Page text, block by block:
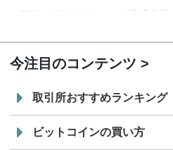
7/29
SBI VCトレード株式会社
今注目のコンテンツ
取引所おすすめランキング
ビットコインの買い方